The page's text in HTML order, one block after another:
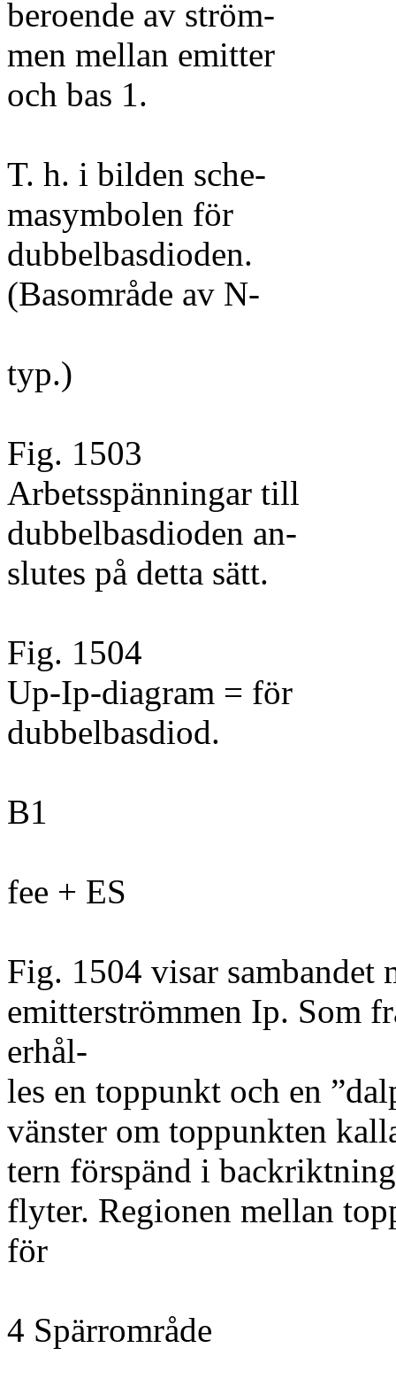
beroende av ström-
men mellan emitter
och bas 1.
T. h. i bilden sche-
masymbolen för
dubbelbasdioden.
(Basområde av N-
typ.)
Fig. 1503
Arbetsspänningar till
dubbelbasdioden an-
slutes på detta sätt.
Fig. 1504
Up-Ip-diagram = för
dubbelbasdiod.
B1
fee + ES
Fig. 1504 visar sambandet
emitterströmmen Ip. Som
erhål-
les en toppunkt och en
vänster om toppunkten
tern förspänd i
flyter. Regionen mellan
för
4 Spärrområde